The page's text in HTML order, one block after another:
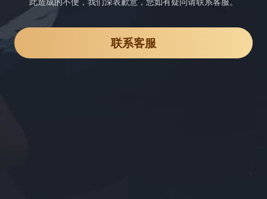
联系客服